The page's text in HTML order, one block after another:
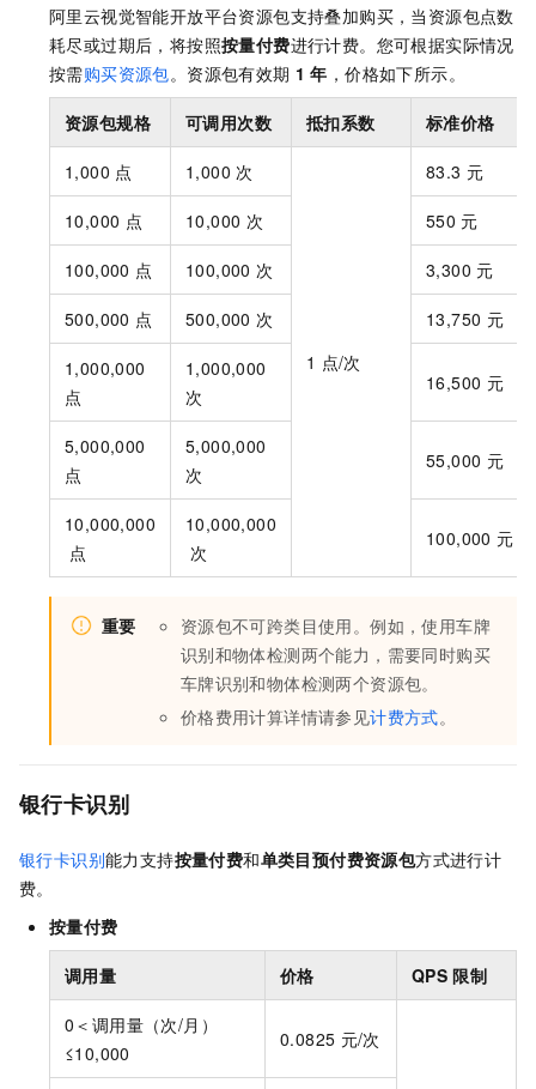
阿里云视觉智能开放平台资源包支持叠加购买，当资源包点数
耗尽或过期后，将按照按量付费进行计费。您可根据实际情况
按需购买资源包。资源包有效期 1 年 ，价格如下所示。
资源包规格 可调用次数 抵扣系数 标准价格
1,000 点 1,000 次
1 点/次
83.3 元
10,000 点 10,000 次 550 元
100,000 点 100,000 次 3,300 元
500,000 点 500,000 次 13,750 元
1,000,000
点
1,000,000
次
16,500 元
5,000,000
点
5,000,000
次
55,000 元
10,000,000
点
10,000,000
次
100,000 元
重要
资源包不可跨类目使用。例如，使用车牌
识别和物体检测两个能力，需要同时购买
车牌识别和物体检测两个资源包。
价格费用计算详情请参见计费方式。
银行卡识别
银行卡识别能力支持按量付费和单类目预付费资源包方式进行计
费。
按量付费
调用量 价格 QPS 限制
0＜调用量（次/月）
≤10,000
0.0825 元/次